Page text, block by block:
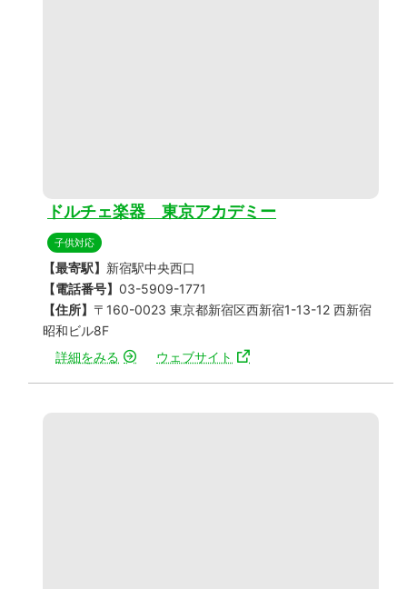
ドルチェ楽器 東京アカデミー
子供対応
【最寄駅】 新宿駅中央西口
【電話番号】 03-5909-1771
【住所】 〒160-0023 東京都新宿区西新宿1-13-12 西新宿
昭和ビル8F
詳細をみる
ウェブサイト